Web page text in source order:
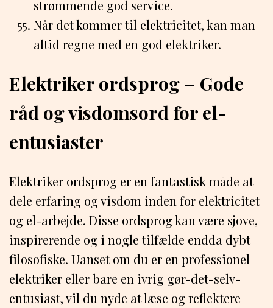
strømmende god service.
Når det kommer til elektricitet, kan man
altid regne med en god elektriker.
Elektriker ordsprog – Gode
råd og visdomsord for el-
entusiaster
Elektriker ordsprog er en fantastisk måde at
dele erfaring og visdom inden for elektricitet
og el-arbejde. Disse ordsprog kan være sjove,
inspirerende og i nogle tilfælde endda dybt
filosofiske. Uanset om du er en professionel
elektriker eller bare en ivrig gør-det-selv-
entusiast, vil du nyde at læse og reflektere